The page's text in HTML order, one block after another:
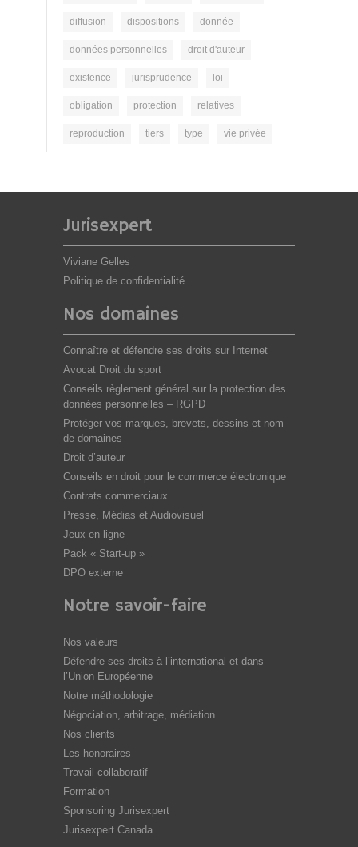
diffusion dispositions donnée
données personnelles droit d'auteur
existence jurisprudence loi
obligation protection relatives
reproduction tiers type vie privée
Jurisexpert
Viviane Gelles
Politique de confidentialité
Nos domaines
Connaître et défendre ses droits sur Internet
Avocat Droit du sport
Conseils règlement général sur la protection des
données personnelles – RGPD
Protéger vos marques, brevets, dessins et nom
de domaines
Droit d’auteur
Conseils en droit pour le commerce électronique
Contrats commerciaux
Presse, Médias et Audiovisuel
Jeux en ligne
Pack « Start-up »
DPO externe
Notre savoir-faire
Nos valeurs
Défendre ses droits à l’international et dans
l’Union Européenne
Notre méthodologie
Négociation, arbitrage, médiation
Nos clients
Les honoraires
Travail collaboratif
Formation
Sponsoring Jurisexpert
Jurisexpert Canada